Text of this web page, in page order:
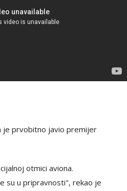
je prvobitno javio premijer
otmici aviona.
su u pripravnosti", rekao je